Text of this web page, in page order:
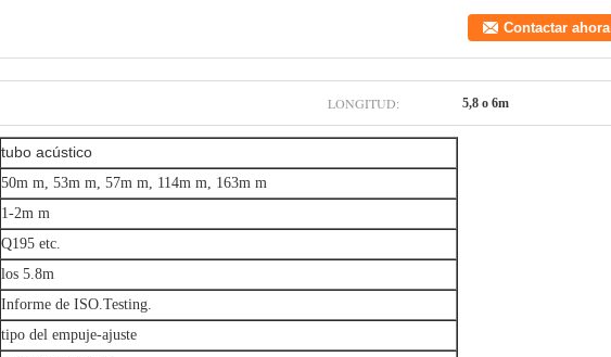
Contactar ahora
LONGITUD: 5,8 o 6m
tubo acústico
50m m, 53m m, 57m m, 114m m, 163m m
1-2m m
Q195 etc.
los 5.8m
Informe de ISO.Testing.
tipo del empuje-ajuste